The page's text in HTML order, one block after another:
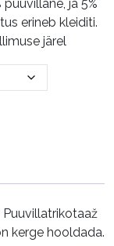
ja 5%
erineb kleiditi.
järel
kerge hooldada.